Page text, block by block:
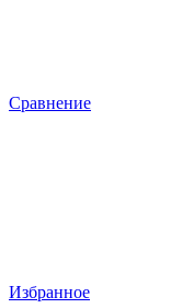
Сравнение
Избранное